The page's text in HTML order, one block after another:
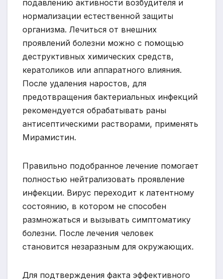
подавлению активности возбудителя и
нормализации естественной защиты
организма. Лечиться от внешних
проявлений болезни можно с помощью
деструктивных химических средств,
кератоликов или аппаратного влияния.
После удаления наростов, для
предотвращения бактериальных инфекций
рекомендуется обрабатывать раны
антисептическими растворами, применять
Мирамистин.
Правильно подобранное лечение помогает
полностью нейтрализовать проявление
инфекции. Вирус переходит к латентному
состоянию, в котором не способен
размножаться и вызывать симптоматику
болезни. После лечения человек
становится незаразным для окружающих.
Для подтверждения факта эффективного